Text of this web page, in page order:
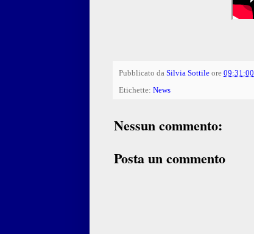
Pubblicato da Silvia Sottile ore 09:31:00
Etichette: News
Nessun commento:
Posta un commento